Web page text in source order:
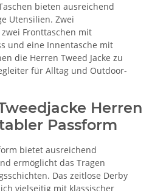
bieten ausreichend
Utensilien. Zwei
Fronttaschen mit
und eine Innentasche mit
die Herren Tweed Jacke zu
für Alltag und Outdoor-
Herren
Passform
bietet ausreichend
ermöglicht das Tragen
Das zeitlose Derby
vielseitig mit klassischer